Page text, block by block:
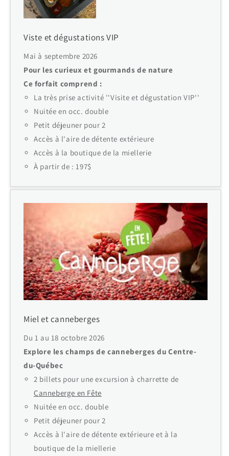
Viste et dégustations VIP
Mai à septembre 2026
Pour les curieux et gourmands de nature
Ce forfait comprend :
La très prise activité ''Visite et dégustation VIP''
Nuitée en occ. double
Petit déjeuner pour 2
Accès à l'aire de détente extérieure
Accès à la boutique de la miellerie
À partir de : 197$
Miel et canneberges
Du 1 au 18 octobre 2026
Explore les champs de canneberges du Centre-
du-Québec
2 billets pour une excursion à charrette de
Canneberge en Fête
Nuitée en occ. double
Petit déjeuner pour 2
Accès à l'aire de détente extérieure et à la
boutique de la miellerie